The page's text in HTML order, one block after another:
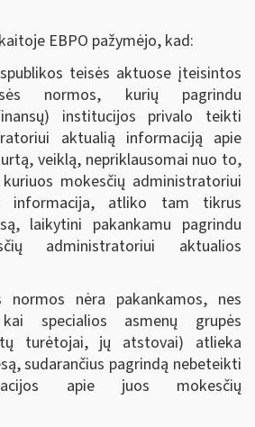
EBPO pažymėjo, kad:
teisės aktuose įteisintos
normos, kurių pagrindu
institucijos privalo teikti
aktualią informaciją apie
veiklą, nepriklausomai nuo to,
mokesčių administratoriui
atliko tam tikrus
laikytini pakankamu pagrindu
administratoriui aktualios
nėra pakankamos, nes
specialios asmenų grupės
turėtojai, jų atstovai) atlieka
sudarančius pagrindą nebeteikti
apie juos mokesčių